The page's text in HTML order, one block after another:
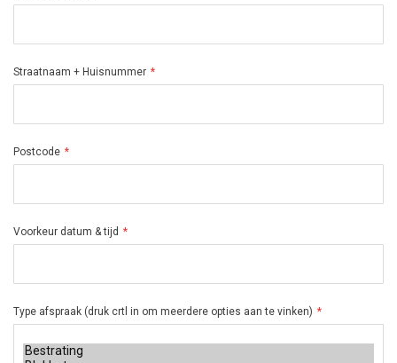
Straatnaam + Huisnummer
Postcode
Voorkeur datum & tijd
Type afspraak (druk crtl in om meerdere opties aan te vinken)